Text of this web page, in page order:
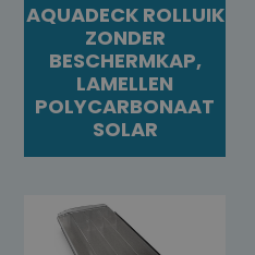
AQUADECK ROLLUIK
ZONDER
BESCHERMKAP,
LAMELLEN
POLYCARBONAAT
SOLAR